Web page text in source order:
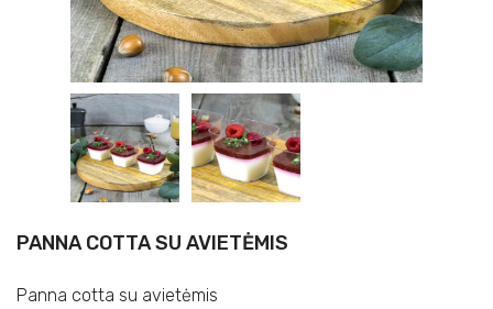
PANNA COTTA SU AVIETĖMIS
Panna cotta su avietėmis